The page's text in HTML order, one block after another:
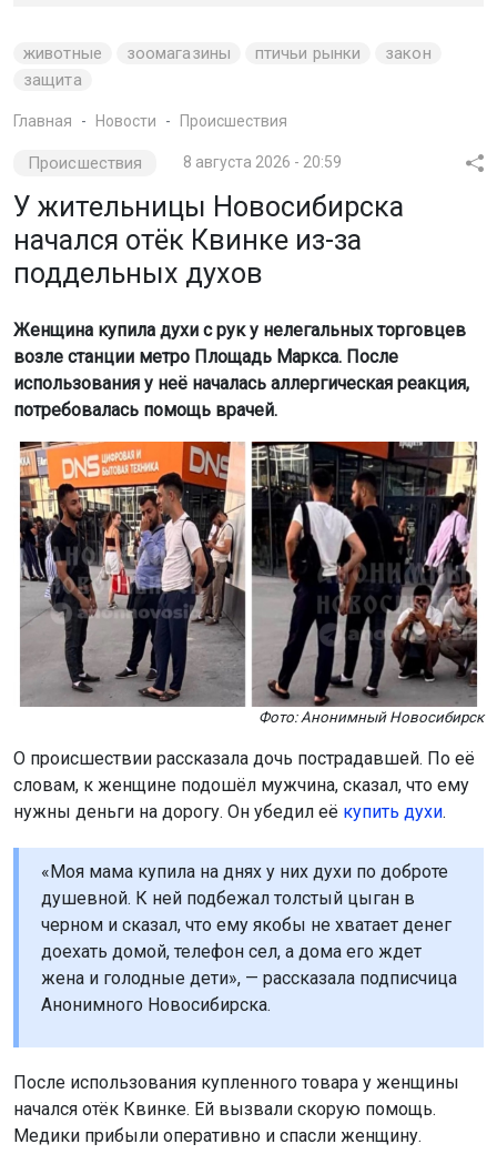
животные зоомагазины птичьи рынки
закон
защита
Главная Новости Происшествия
Происшествия 8 августа 2026 - 20:59
У жительницы Новосибирска
начался отёк Квинке из-за
поддельных духов
Женщина купила духи с рук у нелегальных торговцев
возле станции метро Площадь Маркса. После
использования у неё началась аллергическая реакция,
потребовалась помощь врачей.
Фото: Анонимный Новосибирск
О происшествии рассказала дочь пострадавшей. По её
словам, к женщине подошёл мужчина, сказал, что ему
нужны деньги на дорогу. Он убедил её купить духи.
«Моя мама купила на днях у них духи по доброте
душевной. К ней подбежал толстый цыган в
черном и сказал, что ему якобы не хватает денег
доехать домой, телефон сел, а дома его ждет
жена и голодные дети», — рассказала подписчица
Анонимного Новосибирска.
После использования купленного товара у женщины
начался отёк Квинке. Ей вызвали скорую помощь.
Медики прибыли оперативно и спасли женщину.